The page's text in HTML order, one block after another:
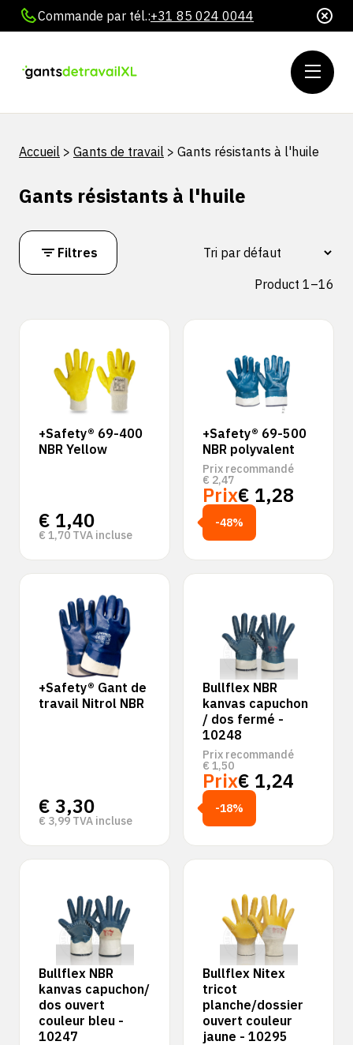
Commande par tél.:+31 85 024 0044
Accueil > Gants de travail > Gants résistants à l'huile
Gants résistants à l'huile
Filtres
Product 1–16
+Safety® 69-400
NBR Yellow
€ 1,40
€ 1,70 TVA incluse
+Safety® 69-500
NBR polyvalent
Prix recommandé
€ 2,47
Prix€ 1,28
-48%
+Safety® Gant de
travail Nitrol NBR
€ 3,30
€ 3,99 TVA incluse
Bullflex NBR
kanvas capuchon
/ dos fermé -
10248
Prix recommandé
€ 1,50
Prix€ 1,24
-18%
Bullflex NBR
kanvas capuchon/
dos ouvert
couleur bleu -
10247
Bullflex Nitex
tricot
planche/dossier
ouvert couleur
jaune - 10295